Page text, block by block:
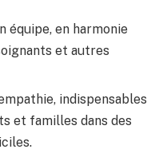
équipe, en harmonie
et autres
indispensables
et familles dans des